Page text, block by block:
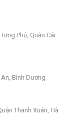
Phú, Quận Cái
An, Bình Dương
Thanh Xuân, Hà